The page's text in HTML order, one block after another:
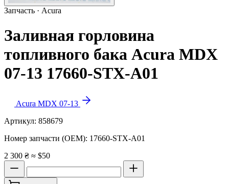
Запчасть · Acura
Заливная горловина
топливного бака Acura MDX
07-13 17660-STX-A01
Acura MDX 07-13
Артикул: 858679
Номер запчасти (OEM): 17660-STX-A01
2 300 ₴ ≈ $50